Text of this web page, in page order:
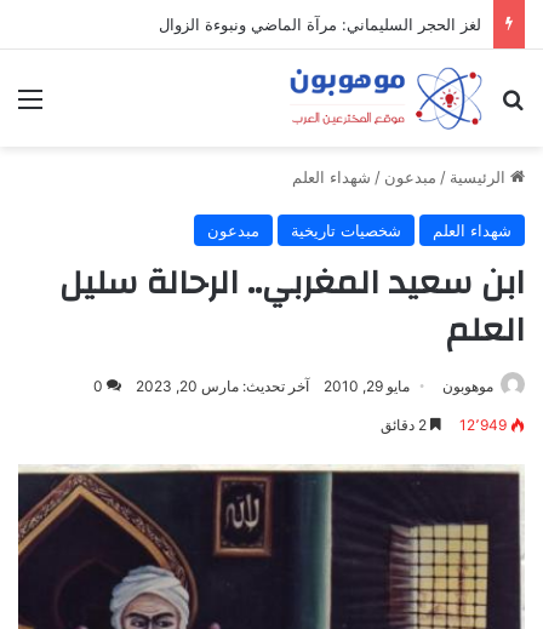
لغز الحجر السليماني: مرآة الماضي ونبوءة الزوال
بحث عن
الرئيسية / مبدعون / شهداء العلم
شهداء العلم شخصيات تاريخية مبدعون
ابن سعيد المغربي.. الرحالة سليل
العلم
موهوبون مايو 29, 2010 آخر تحديث: مارس 20, 2023 0
12٬949